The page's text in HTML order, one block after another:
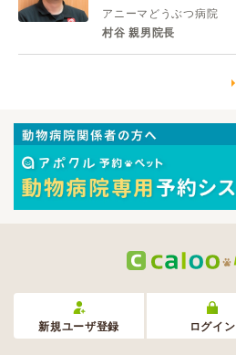
アニーマどうぶつ病院
村谷 親男院長
新規ユーザ登録 ログイン